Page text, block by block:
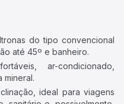
do tipo convencional
até 45º e banheiro.
ar-condicionado,
mineral.
ideal para viagens